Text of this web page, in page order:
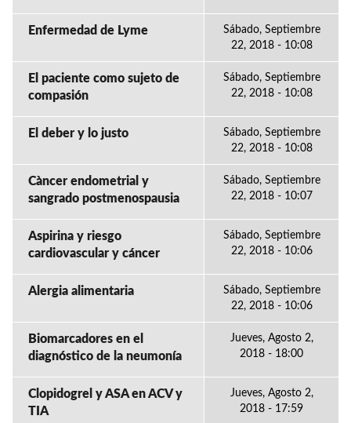
Enfermedad de Lyme
Sábado, Septiembre
22, 2018 - 10:08
El paciente como sujeto de
compasión
Sábado, Septiembre
22, 2018 - 10:08
El deber y lo justo
Sábado, Septiembre
22, 2018 - 10:08
Càncer endometrial y
sangrado postmenospausia
Sábado, Septiembre
22, 2018 - 10:07
Aspirina y riesgo
cardiovascular y cáncer
Sábado, Septiembre
22, 2018 - 10:06
Alergia alimentaria
Sábado, Septiembre
22, 2018 - 10:06
Biomarcadores en el
diagnóstico de la neumonía
Jueves, Agosto 2,
2018 - 18:00
Clopidogrel y ASA en ACV y
TIA
Jueves, Agosto 2,
2018 - 17:59